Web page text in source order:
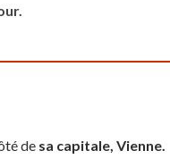
de sa capitale, Vienne.